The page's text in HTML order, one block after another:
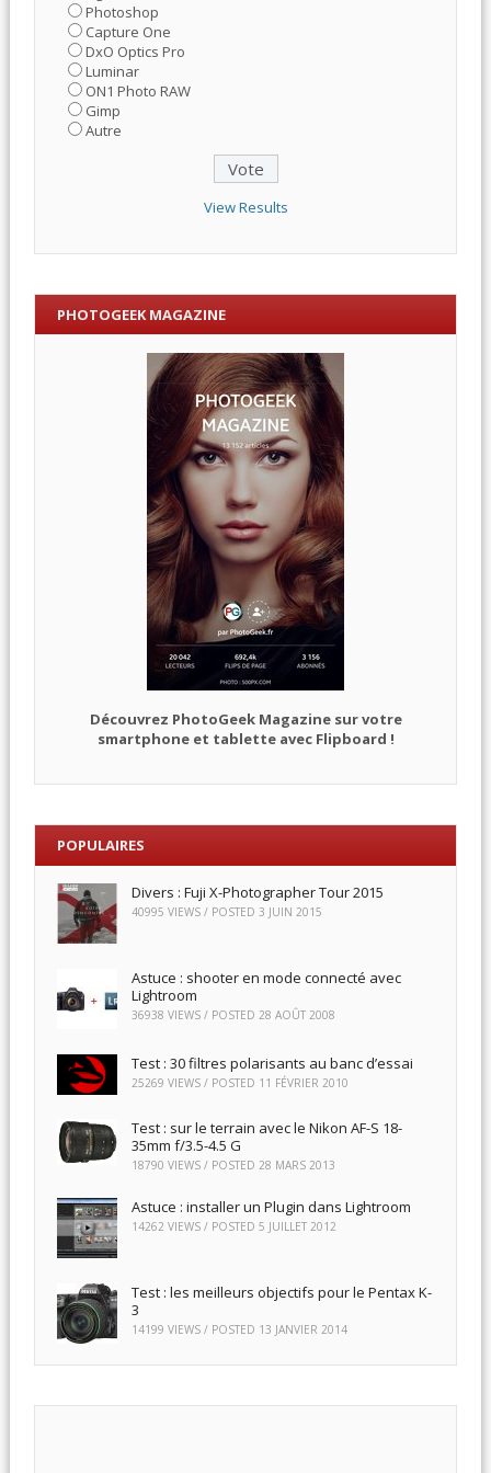
Photoshop
Capture One
DxO Optics Pro
Luminar
ON1 Photo RAW
Gimp
Autre
View Results
PHOTOGEEK MAGAZINE
Découvrez PhotoGeek Magazine sur votre
smartphone et tablette avec Flipboard !
POPULAIRES
Divers : Fuji X-Photographer Tour 2015
40995 VIEWS / POSTED 3 JUIN 2015
Astuce : shooter en mode connecté avec
Lightroom
36938 VIEWS / POSTED 28 AOÛT 2008
Test : 30 filtres polarisants au banc d’essai
25269 VIEWS / POSTED 11 FÉVRIER 2010
Test : sur le terrain avec le Nikon AF-S 18-
35mm f/3.5-4.5 G
18790 VIEWS / POSTED 28 MARS 2013
Astuce : installer un Plugin dans Lightroom
14262 VIEWS / POSTED 5 JUILLET 2012
Test : les meilleurs objectifs pour le Pentax K-
3
14199 VIEWS / POSTED 13 JANVIER 2014